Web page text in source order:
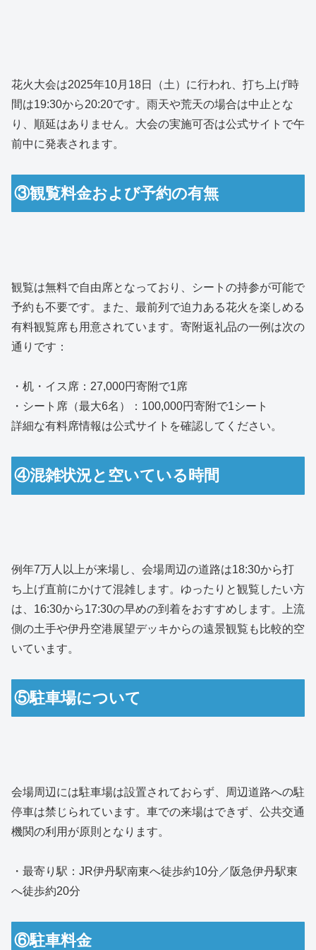
花火大会は2025年10月18日（土）に行われ、打ち上げ時
間は19:30から20:20です。雨天や荒天の場合は中止とな
り、順延はありません。大会の実施可否は公式サイトで午
前中に発表されます。
③観覧料金および予約の有無
観覧は無料で自由席となっており、シートの持参が可能で
予約も不要です。また、最前列で迫力ある花火を楽しめる
有料観覧席も用意されています。寄附返礼品の一例は次の
通りです：
・机・イス席：27,000円寄附で1席
・シート席（最大6名）：100,000円寄附で1シート
詳細な有料席情報は公式サイトを確認してください。
④混雑状況と空いている時間
例年7万人以上が来場し、会場周辺の道路は18:30から打
ち上げ直前にかけて混雑します。ゆったりと観覧したい方
は、16:30から17:30の早めの到着をおすすめします。上流
側の土手や伊丹空港展望デッキからの遠景観覧も比較的空
いています。
⑤駐車場について
会場周辺には駐車場は設置されておらず、周辺道路への駐
停車は禁じられています。車での来場はできず、公共交通
機関の利用が原則となります。
・最寄り駅：JR伊丹駅南東へ徒歩約10分／阪急伊丹駅東
へ徒歩約20分
⑥駐車料金